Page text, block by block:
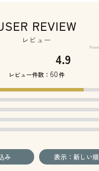
REVIEW
レビュー
4.9
レビュー件数： 60件
み 表示：新しい順